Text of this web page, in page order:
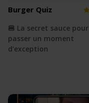
Burger Quiz
🍔 La secret sauce pour
passer un moment
d'exception